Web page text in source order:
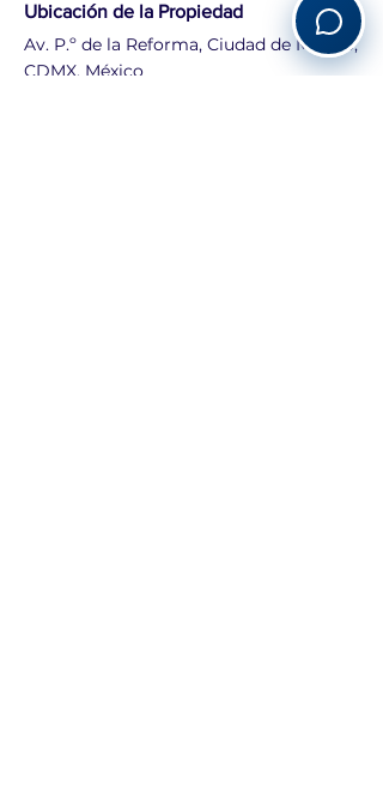
Ubicación de la Propiedad
Av. P.º de la Reforma, Ciudad de México,
CDMX, México